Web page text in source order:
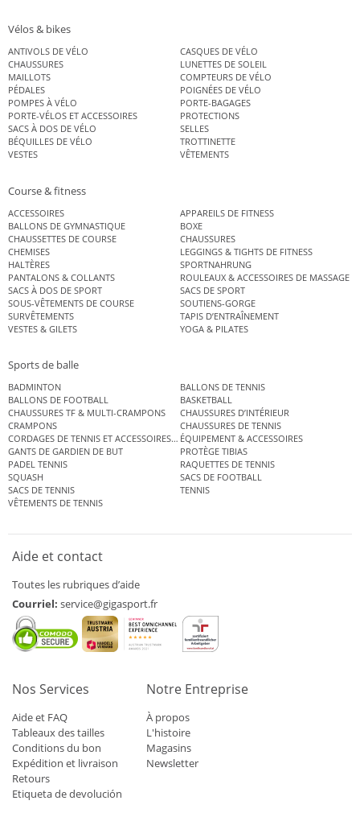
Vélos & bikes
ANTIVOLS DE VÉLO
CASQUES DE VÉLO
CHAUSSURES
LUNETTES DE SOLEIL
MAILLOTS
COMPTEURS DE VÉLO
PÉDALES
POIGNÉES DE VÉLO
POMPES À VÉLO
PORTE-BAGAGES
PORTE-VÉLOS ET ACCESSOIRES
PROTECTIONS
SACS À DOS DE VÉLO
SELLES
BÉQUILLES DE VÉLO
TROTTINETTE
VESTES
VÊTEMENTS
Course & fitness
ACCESSOIRES
APPAREILS DE FITNESS
BALLONS DE GYMNASTIQUE
BOXE
CHAUSSETTES DE COURSE
CHAUSSURES
CHEMISES
LEGGINGS & TIGHTS DE FITNESS
HALTÈRES
SPORTNAHRUNG
PANTALONS & COLLANTS
ROULEAUX & ACCESSOIRES DE MASSAGE
SACS À DOS DE SPORT
SACS DE SPORT
SOUS-VÊTEMENTS DE COURSE
SOUTIENS-GORGE
SURVÊTEMENTS
TAPIS D’ENTRAÎNEMENT
VESTES & GILETS
YOGA & PILATES
Sports de balle
BADMINTON
BALLONS DE TENNIS
BALLONS DE FOOTBALL
BASKETBALL
CHAUSSURES TF & MULTI-CRAMPONS
CHAUSSURES D’INTÉRIEUR
CRAMPONS
CHAUSSURES DE TENNIS
CORDAGES DE TENNIS ET ACCESSOIRES DE TENNISÉQUIPEMENT & ACCESSOIRES
GANTS DE GARDIEN DE BUT
PROTÈGE TIBIAS
PADEL TENNIS
RAQUETTES DE TENNIS
SQUASH
SACS DE FOOTBALL
SACS DE TENNIS
TENNIS
VÊTEMENTS DE TENNIS
Aide et contact
Toutes les rubriques d’aide
Courriel: service@gigasport.fr
Nos Services
Aide et FAQ
Tableaux des tailles
Conditions du bon
Expédition et livraison
Retours
Etiqueta de devolución
Notre Entreprise
À propos
L'histoire
Magasins
Newsletter